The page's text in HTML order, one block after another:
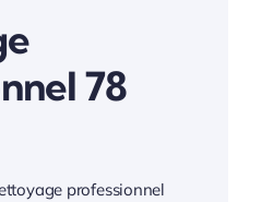
78
professionnel